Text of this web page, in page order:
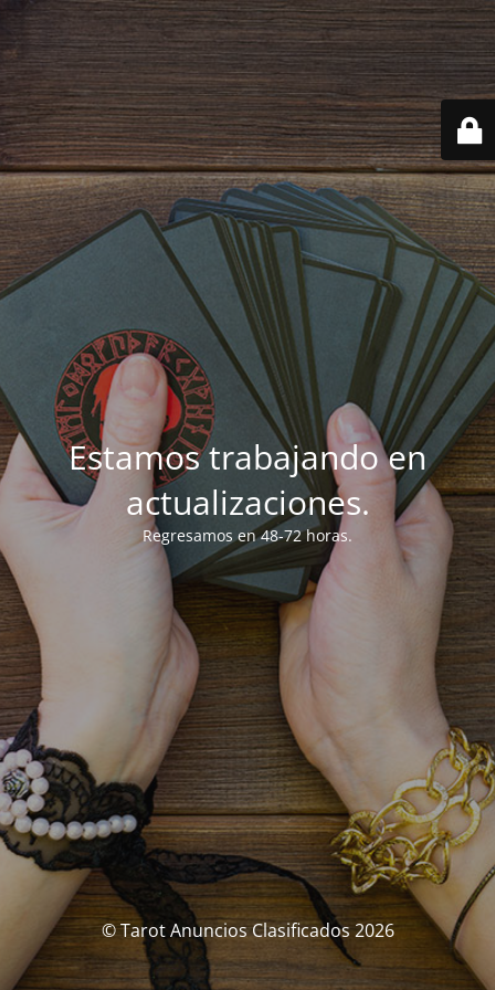
Estamos trabajando en
actualizaciones.
Regresamos en 48-72 horas.
© Tarot Anuncios Clasificados 2026